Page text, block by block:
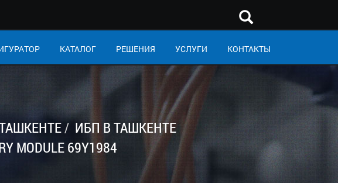
КАТАЛОГ РЕШЕНИЯ УСЛУГИ КОНТАКТЫ
ИБП В ТАШКЕНТЕ
MODULE 69Y1984